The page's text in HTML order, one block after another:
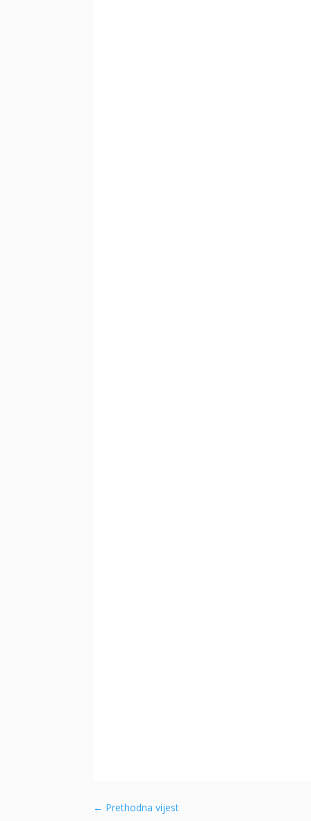
← Prethodna vijest